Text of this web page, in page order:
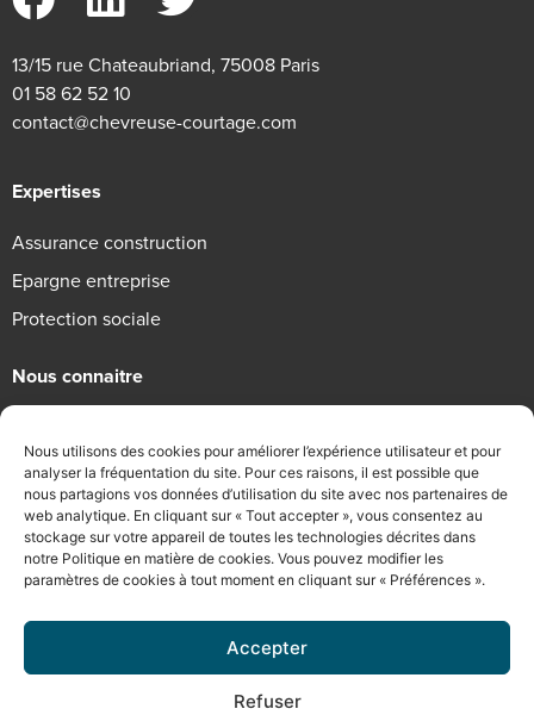
Nous utilisons des cookies pour améliorer l’expérience utilisateur et pour
analyser la fréquentation du site. Pour ces raisons, il est possible que
nous partagions vos données d’utilisation du site avec nos partenaires de
web analytique. En cliquant sur « Tout accepter », vous consentez au
stockage sur votre appareil de toutes les technologies décrites dans
notre Politique en matière de cookies. Vous pouvez modifier les
paramètres de cookies à tout moment en cliquant sur « Préférences ».
Accepter
Refuser
13/15 rue Chateaubriand, 75008 Paris
01 58 62 52 10
contact@chevreuse-courtage.com
Expertises
Assurance construction
Epargne entreprise
Protection sociale
Nous connaitre
Engagements RSE
Recrutement
Informations légales
Politique de confidentialité